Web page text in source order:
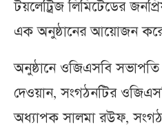
টয়লেট্রিজ লিমিটেডের
এক অনুষ্ঠানের আয়োজন
অনুষ্ঠানে ওজিএসবি
দেওয়ান, সংগঠনটির
অধ্যাপক সালমা রউফ,